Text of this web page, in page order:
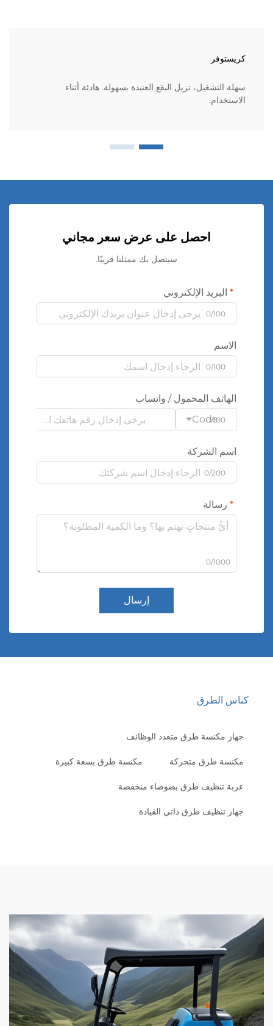
كريستوفر
سهلة التشغيل، تزيل البقع العنيدة بسهولة. هادئة أثناء
الاستخدام.
احصل على عرض سعر مجاني
سيتصل بك ممثلنا قريبًا.
البريد الإلكتروني
الهاتف المحمول / واتساب
Code
اسم الشركة
رسالة
الطرق
جهاز مكنسة طرق متعدد الوظائف
مكنسة طرق متحركة مكنسة طرق بسعة كبيرة
عربة تنظيف طرق بضوضاء منخفضة
جهاز تنظيف طرق ذاتي القيادة